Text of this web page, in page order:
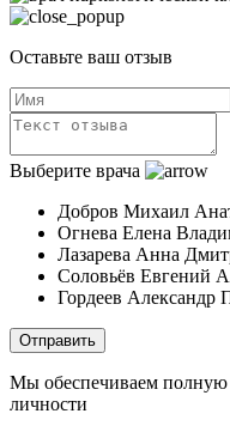
Оставьте ваш отзыв
Выберите врача
Добров Михаил
Огнева Елена
Лазарева Анна
Соловьёв Евгений
Гордеев Александр
Отправить
Мы обеспечиваем полную
личности